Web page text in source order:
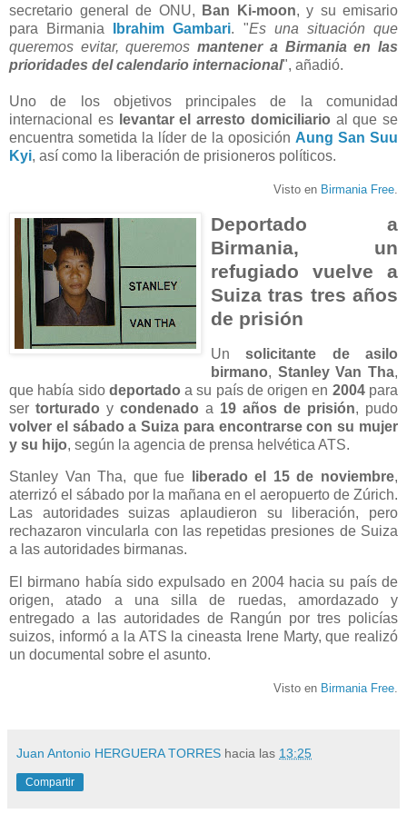
secretario general de ONU,
Ban Ki-moon, y su emisario
para Birmania
Ibrahim Gambari. "Es una situación que
queremos evitar, queremosmantener a Birmania en las
prioridades del calendario internacional", añadió.
Uno de los objetivos principales de la comunidad
internacional es levantar el arresto domiciliario al que se
encuentra sometida la líder de la oposición Aung San Suu
Kyi, así como la liberación de prisioneros políticos.
Visto en Birmania Free
Deportado a
Birmania, un
refugiado vuelve a
Suiza tras tres años
de prisión
Unsolicitante de asilo
birmano, Stanley Van Tha,
que había sido deportado a su país de origen en 2004para
ser torturado y condenado a 19 años de prisión, pudo
volver el sábado a Suiza para encontrarse con su mujer
y su hijo, según la agencia de prensa helvética ATS.
Stanley Van Tha, que fue liberado el 15 de noviembre,
aterrizó el sábado por la mañana en el aeropuerto de Zúrich.
Las autoridades suizas aplaudieron su liberación, pero
rechazaron vincularla con las repetidas presiones de Suiza
a las autoridades birmanas.
El birmano había sido expulsado en 2004 hacia su país de
origen, atado a una silla de ruedas, amordazado y
entregado a las autoridades de Rangún por tres policías
suizos, informó a la ATS la cineasta Irene Marty, que realizó
un documental sobre el asunto.
Visto en Birmania Free.
Juan Antonio HERGUERA TORRES hacia las 13:25
Compartir